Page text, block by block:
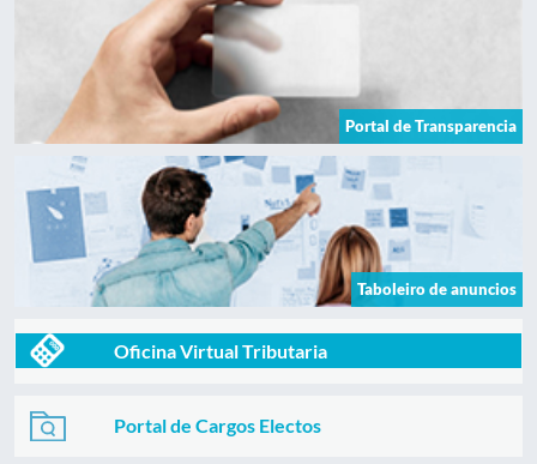
Portal de Transparencia
Taboleiro de anuncios
Oficina Virtual Tributaria
Portal de Cargos Electos